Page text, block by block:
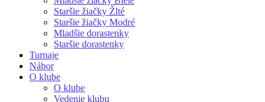
Staršie žiačky Žlté
Staršie žiačky Modré
Mladšie dorastenky
Staršie dorastenky
Turnaje
Nábor
O klube
O klube
Vedenie klubu